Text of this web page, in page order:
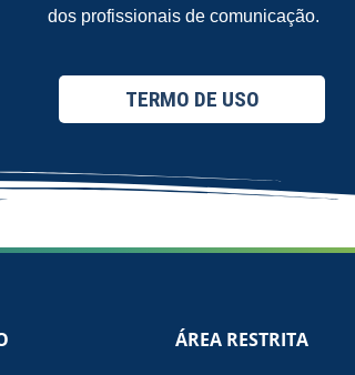
dos profissionais de comunicação.
TERMO DE USO
ÁREA RESTRITA